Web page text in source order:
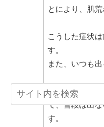
とにより、肌荒
こうした症状
す。
また、いつも
人の体は複雑な
て、普段は出
す。